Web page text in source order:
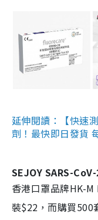
延伸閱讀：【快速
劑！最快即日發貨
SEJOY SARS-
香港口罩品牌HK-
裝$22，而購買500